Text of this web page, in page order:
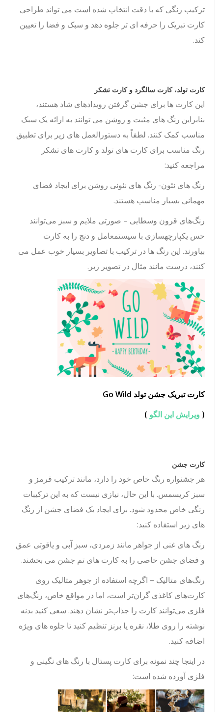
ترکیب رنگی که با دقت انتخاب شده است می تواند طراحی
کارت تبریک را حرفه ای تر جلوه دهد و سبک و فضا را تعیین
کند.
کارت تولد، کارت سالگرد و کارت تشکر
این کارت ها برای جشن گرفتن رویدادهای شاد هستند،
بنابراین رنگ های مثبت و روشن می توانند به ارائه یک سبک
مناسب کمک کنند. لطفاً به دستورالعمل های زیر برای تطبیق
رنگ مناسب برای کارت های تولد و کارت های تشکر
مراجعه کنید:
رنگ های نئون- رنگ های نئونی روشن برای ایجاد فضای
مهمانی بسیار مناسب هستند.
رنگ‌های قرون وسطایی – صورتی ملایم و سبز می‌توانند
حس یکپارچهسازی با سیستمعامل و دنج را به کارت
بیاورند. این رنگ ها در ترکیب با تصاویر بسیار خوب عمل می
کنند، درست مانند مثال در تصویر زیر.
کارت تبریک جشن تولد Go Wild
ویرایش این الگو)
کارت جشن
هر جشنواره رنگ خاص خود را دارد، مانند ترکیب قرمز و
سبز کریسمس. با این حال، نیازی نیست که به این ترکیبات
رنگی خاص محدود شود. برای ایجاد یک فضای جشن از رنگ
های زیر استفاده کنید:
رنگ های غنی از جواهر مانند زمردی، سبز آبی و یاقوتی عمق
و فضای جشن خاصی را به کارت های تم جشن می بخشند.
رنگ‌های متالیک – اگرچه استفاده از جوهر متالیک روی
کارت‌های کاغذی گران‌تر است، اما در مواقع خاص، رنگ‌های
فلزی می‌توانند کارت را جذاب‌تر نشان دهند. سعی کنید بدنه
نوشته را روی طلا، نقره یا برنز تنظیم کنید تا جلوه های ویژه
اضافه کنید.
در اینجا چند نمونه برای کارت پستال با رنگ های نگینی و
فلزی آورده شده است: